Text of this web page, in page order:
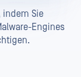
indem Sie
Engines